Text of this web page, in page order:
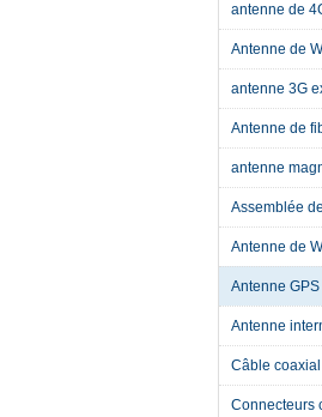
antenne de
Antenne de
antenne 3G
Antenne de
antenne
Assemblée
Antenne de
Antenne
Antenne
Câble
Connecteurs